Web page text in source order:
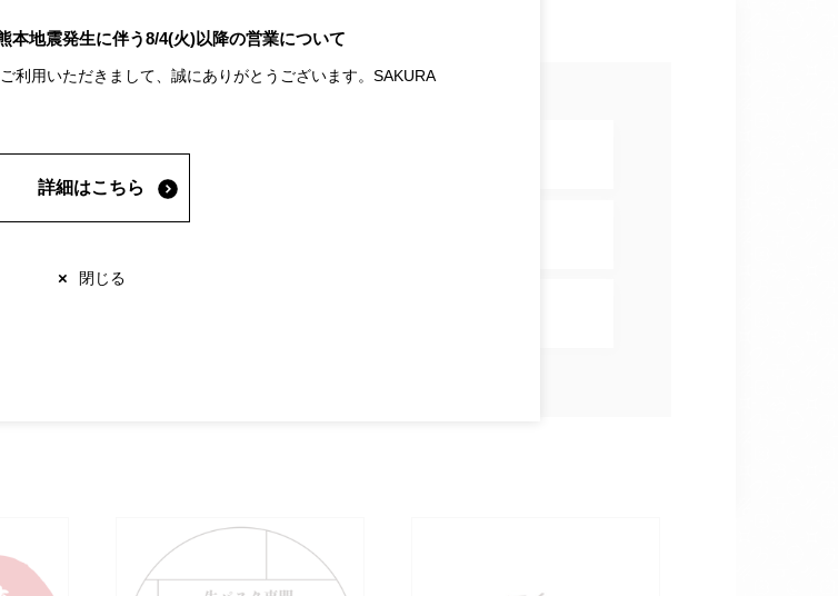
ショップガイド
本地震発生に伴う8/4(火)以降の営業について
利用いただきまして、誠にありがとうございます。SAKURA
詳細はこちら
× 閉じる